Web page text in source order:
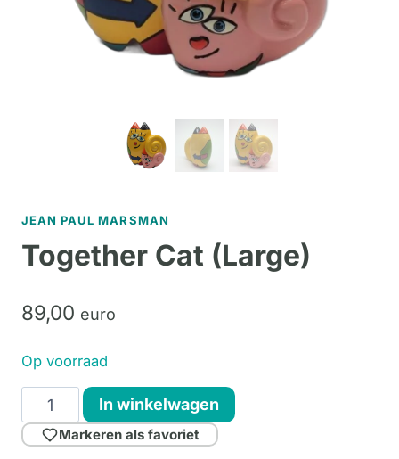
JEAN PAUL MARSMAN
Together Cat (Large)
89,00 euro
Op voorraad
Together
Cat
(Large)
In winkelwagen
Markeren als favoriet